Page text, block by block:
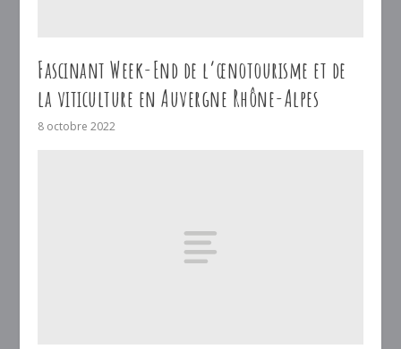
Fascinant Week-End de l’œnotourisme et de
la viticulture en Auvergne Rhône-Alpes
8 octobre 2022